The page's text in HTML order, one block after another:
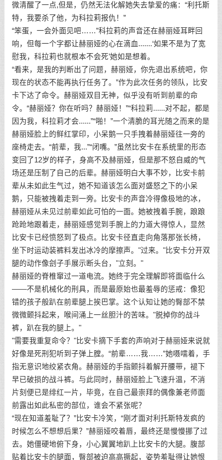
微清醒了一点,但是，仍然无法化解她失去挚爱的痛：“利托斯
特，我要杀了他，为科拉莉报仇！”
“笨蛋，一会外面见吧……”科拉莉的声音还在赫丽娅耳畔回
响，但每一个字都让赫丽娅的心在滴血.......‘如果不是为了宽
慰我，科拉莉也就根本不会死’她如是想着。
“看来，是我的判断出了问题，赫丽娅，你先退出系统吧，你
现在的状态不能再执行任务了。”作为此次任务的领队，比安
卡下达了命令。赫丽娅双目无神，似乎没有听到前辈的命
令。“赫丽娅？你在听吗？赫丽娅！”“科拉莉......对不起，都是
因为我，科拉莉才会......”“啪！”一个清脆的耳光随之而来的是
赫丽娅脸上的鲜红掌印，小呆鹅一只手拽着赫丽娅往一旁的
座椅走去。“前辈，我...”“闭嘴。”虽然比安卡在系统里的形态
变回了12岁的样子，身高不及赫丽娅，但是那不怒自威的气
场还是压制了自己的后辈。赫丽娅明白大事不妙，比安卡前
辈从未如此生气过，她不知道该怎么面对盛怒之下的小呆
鹅，只能被拽着走到一旁。比安卡的声音冷得像极地的冰，
赫丽娅从未见过前辈如此可怕的一面。她被拽着手腕，踉踉
跄跄地跟着走，赫丽娅感觉到手腕上的力道大得惊人，显然
比安卡已经愤怒到了极点。比安卡径直走向角落那张长椅，
坐下时运动装裤料发出冰冷的摩擦声。"过来。"比安卡分开双
腿的动作像刽子手展示断头台，"立刻。"
赫丽娅的脊椎窜过一道电流。她终于完全理解即将面临什么
——不是机械化的刑具，而是最原始也最羞辱的惩戒：像犯
错的孩子般趴在前辈腿上挨巴掌。这个认知让她的臀部不禁
微微颤抖起来，喉间涌上一丝胆汁的苦味。"脱掉你的战斗
裤，趴在我的腿上。"
"需要我重复命令？"比安卡摘下手套的声响对于赫丽娅来说就
好像是死刑犯听到子弹上膛。“前辈……我……”她嗫嚅着，手
指无意识地绞紧衣角。赫丽娅的手指颤抖着解开腰带，褪下
早已破损的战斗裤。与此同时，赫丽娅脸上飞速升温，不消
片刻便已是绯红一片，毕竟，在自己最崇拜的偶像兼老师面
前露出如此私密的部位，谁会不紧张呢？
“现在知道羞耻了？”比安卡冷笑，“刚才面对利托斯特发疯的
时候怎么不想想后果？”赫丽娅咬着唇，最终还是慢慢挪了过
去。她僵硬地俯下身，小心翼翼地趴上比安卡的大腿。腹部
贴着比安卡的腿面，臀部被迫高高撅起，姿势羞耻得让她恨